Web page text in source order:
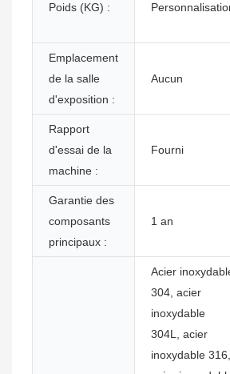
Poids (KG) :
Emplacement
de la salle
d'exposition :
Aucun
Rapport
d'essai de la
machine :
Fourni
Garantie des
composants
principaux :
1 an
Acier
304, acier
inoxydable
304L, acier
inoxydable 316,